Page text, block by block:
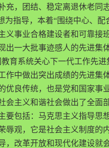
充，团结、稳定离退休老
为指导，本着“围绕中心、
义事业合格建设者和可靠
出一大批事迹感人的先进
育系统关心下一代工作先
作中做出突出成绩的先进集
良传统，也是党和国家事
会主义和谐社会做出了全
要包括：马克思主义指导
辱观，它是社会主义制度
，改革开放和现代化建设